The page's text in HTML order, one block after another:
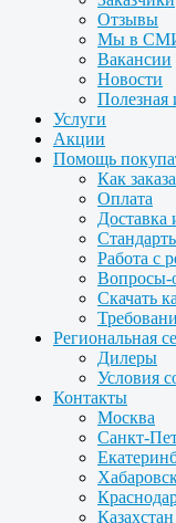
Отзывы
Мы в
Вакансии
Новости
Полезная
Услуги
Акции
Помощь
Как
Оплата
Доставка
Работа с
Вопросы-
Скачать
Региональная
Дилеры
Условия
Контакты
Москва
Санкт-
Казахстан